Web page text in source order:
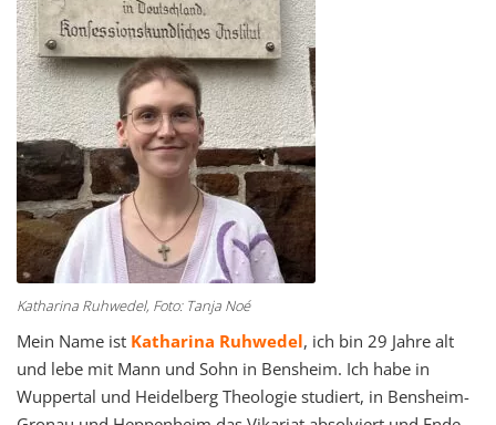
Katharina Ruhwedel, Foto: Tanja Noé
Mein Name ist Katharina Ruhwedel, ich bin 29 Jahre alt
und lebe mit Mann und Sohn in Bensheim. Ich habe in
Wuppertal und Heidelberg Theologie studiert, in Bensheim-